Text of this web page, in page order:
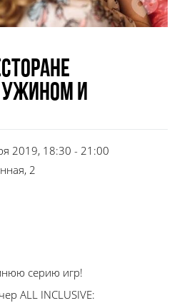
ужином и
2019, 18:30 - 21:00
2
серию игр!
ALL INCLUSIVE: